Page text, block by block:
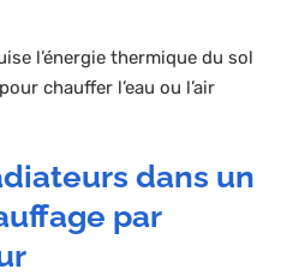
l’énergie thermique du sol
chauffer l’eau ou l’air
dans un
par